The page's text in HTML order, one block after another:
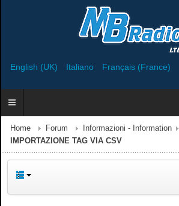
English (UK) Italiano Français (France)
Home Forum Informazioni - Information
IMPORTAZIONE TAG VIA CSV